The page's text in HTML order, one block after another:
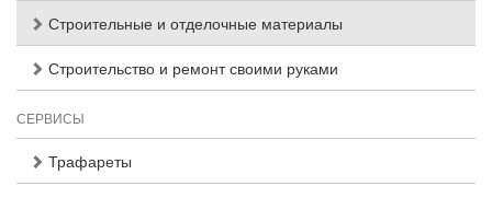
Строительные и отделочные материалы
Строительство и ремонт своими руками
СЕРВИСЫ
Трафареты